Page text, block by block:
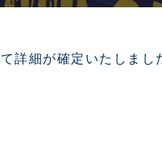
詳細が確定いたしまし